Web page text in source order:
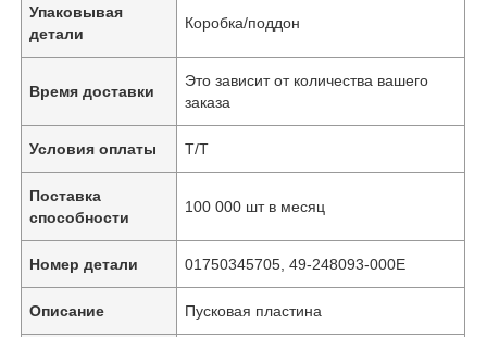
Упаковывая
детали
Коробка/поддон
Время доставки
Это зависит от количества вашего
заказа
Условия оплаты Т/Т
Поставка
способности
100 000 шт в месяц
Номер детали 01750345705, 49-248093-000Е
Описание Пусковая пластина